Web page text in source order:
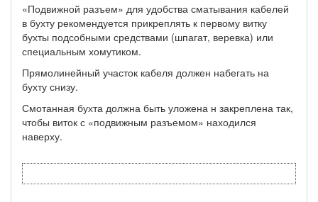
«Подвижной разъем» для удобства сматывания кабелей
в бухту рекоменду­ется прикреплять к первому витку
бухты подсобными средствами (шпагат, ве­ревка) или
специальным хомутиком.
Прямолинейный участок кабеля должен набегать на
бухту снизу.
Смотанная бухта должна быть уложена н закреплена так,
чтобы виток с «подвижным разъемом» находился
наверху.